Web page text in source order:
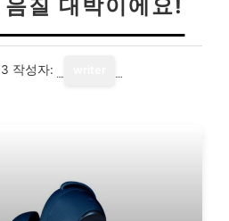
질 대박이에요!
작성자: